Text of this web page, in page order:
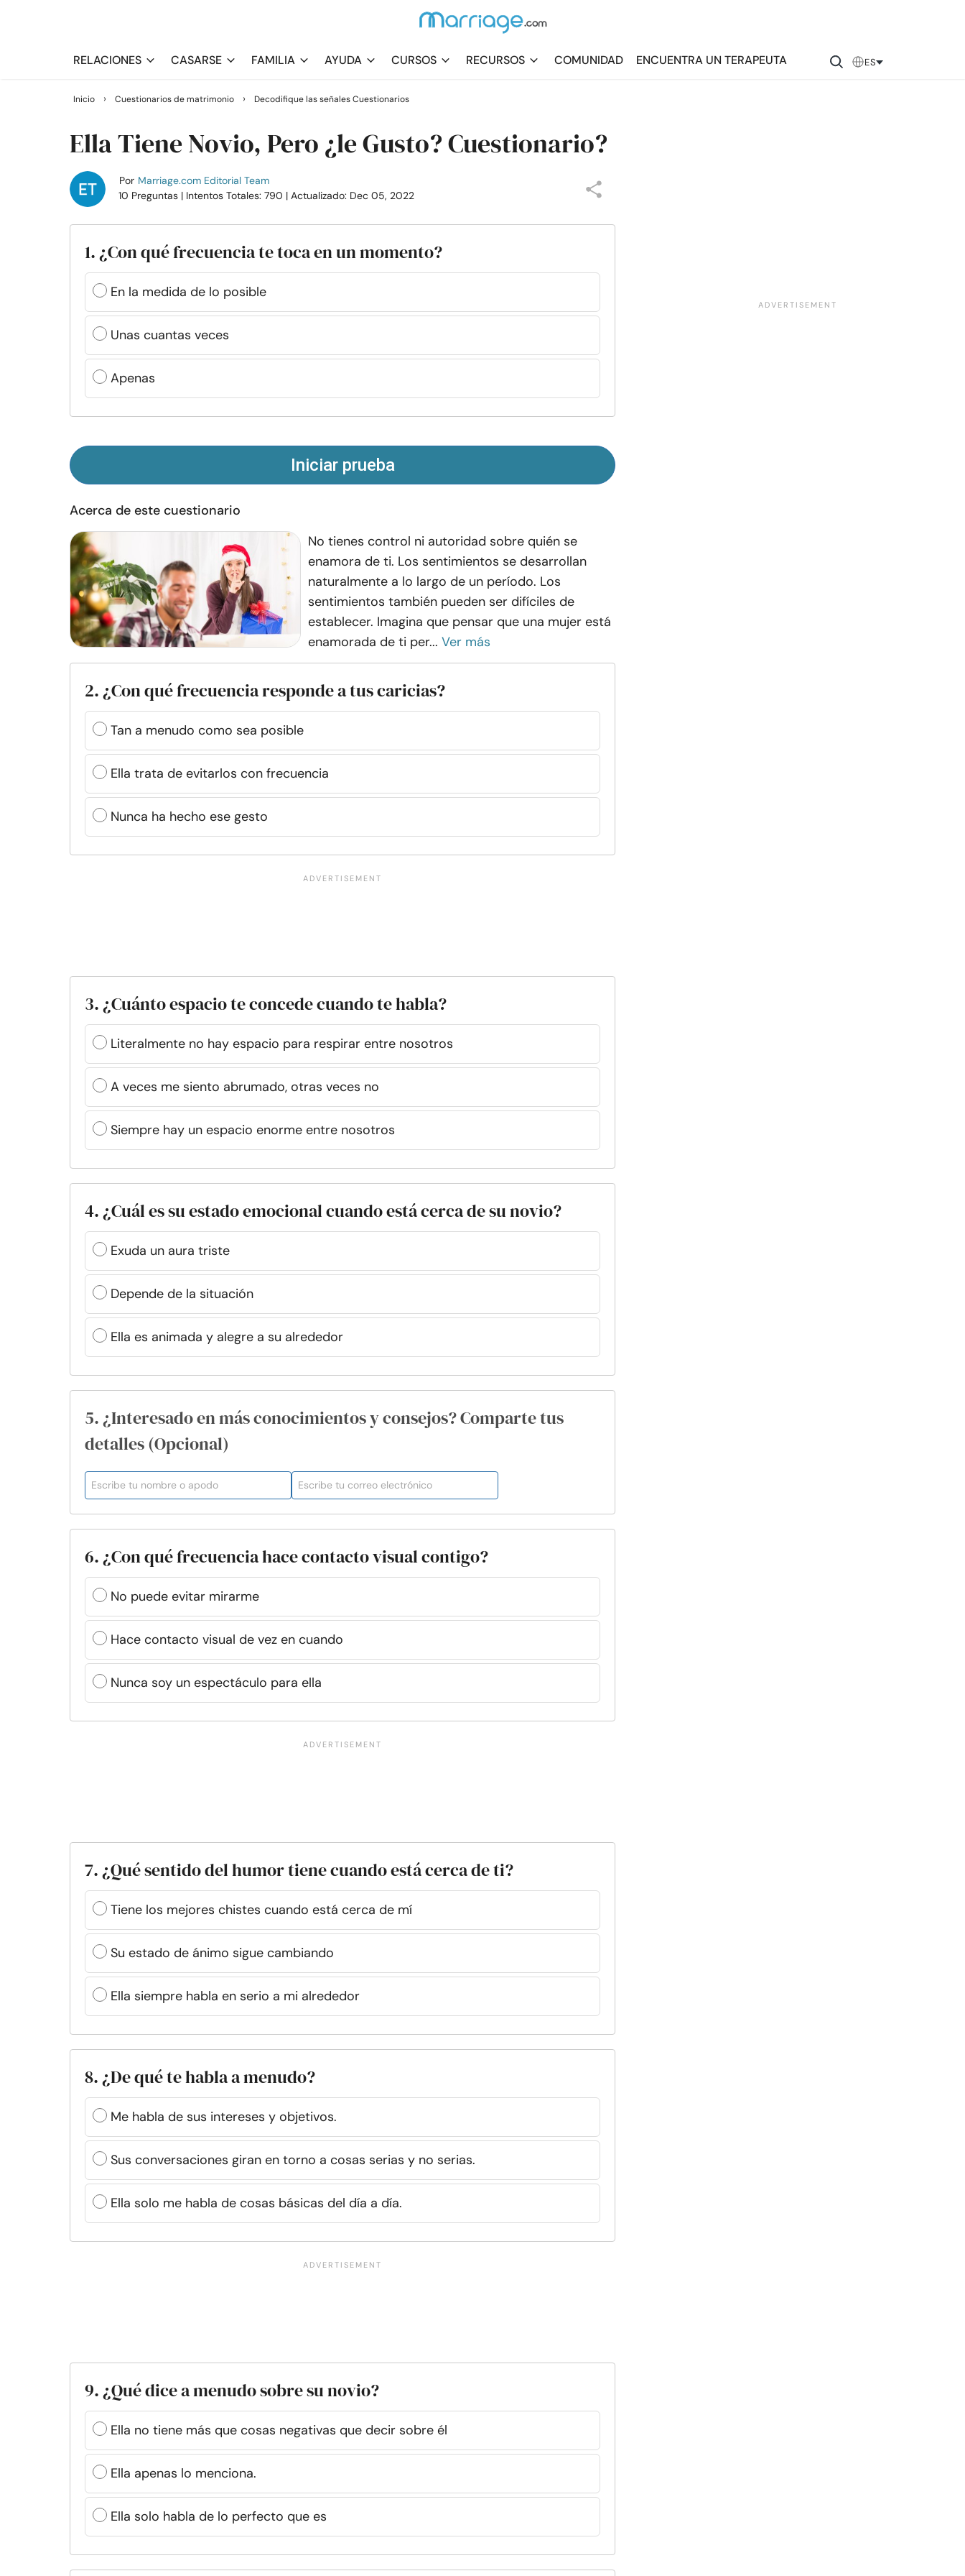
RELACIONES CASARSE FAMILIA AYUDA CURSOS RECURSOS COMUNIDAD ENCUENTRA UN TERAPEUTA ES
Inicio › Cuestionarios de matrimonio › Decodifique las señales Cuestionarios
Ella Tiene Novio, Pero ¿le Gusto? Cuestionario?
Por Marriage.com Editorial Team
10 Preguntas | Intentos Totales: 790 | Actualizado: Dec 05, 2022
1. ¿Con qué frecuencia te toca en un momento?
En la medida de lo posible
Unas cuantas veces
Apenas
Iniciar prueba
Acerca de este cuestionario
No tienes control ni autoridad sobre quién se
enamora de ti. Los sentimientos se desarrollan
naturalmente a lo largo de un período. Los
sentimientos también pueden ser difíciles de
establecer. Imagina que pensar que una mujer está
enamorada de ti per... Ver más
2. ¿Con qué frecuencia responde a tus caricias?
Tan a menudo como sea posible
Ella trata de evitarlos con frecuencia
Nunca ha hecho ese gesto
3. ¿Cuánto espacio te concede cuando te habla?
Literalmente no hay espacio para respirar entre nosotros
A veces me siento abrumado, otras veces no
Siempre hay un espacio enorme entre nosotros
4. ¿Cuál es su estado emocional cuando está cerca de su novio?
Exuda un aura triste
Depende de la situación
Ella es animada y alegre a su alrededor
5. ¿Interesado en más conocimientos y consejos? Comparte tus
detalles (Opcional)
6. ¿Con qué frecuencia hace contacto visual contigo?
No puede evitar mirarme
Hace contacto visual de vez en cuando
Nunca soy un espectáculo para ella
7. ¿Qué sentido del humor tiene cuando está cerca de ti?
Tiene los mejores chistes cuando está cerca de mí
Su estado de ánimo sigue cambiando
Ella siempre habla en serio a mi alrededor
8. ¿De qué te habla a menudo?
Me habla de sus intereses y objetivos.
Sus conversaciones giran en torno a cosas serias y no serias.
Ella solo me habla de cosas básicas del día a día.
9. ¿Qué dice a menudo sobre su novio?
Ella no tiene más que cosas negativas que decir sobre él
Ella apenas lo menciona.
Ella solo habla de lo perfecto que es